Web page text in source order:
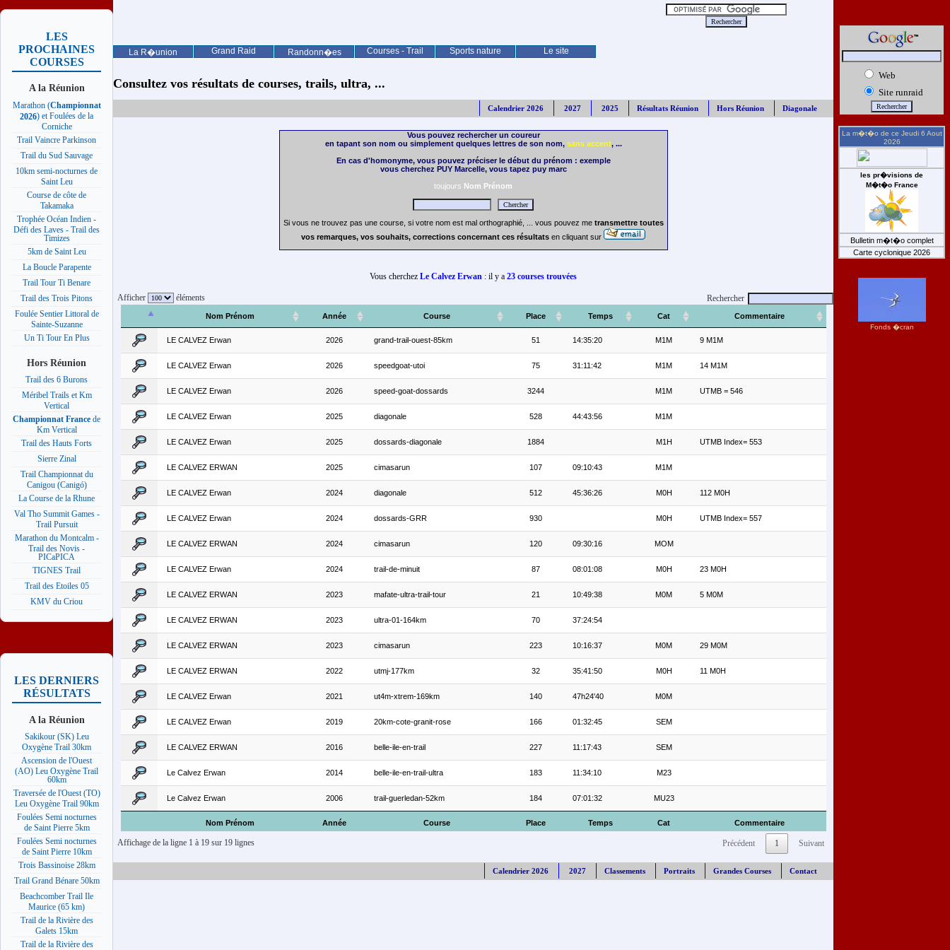
La R�union Grand Raid Randonn�es Courses - Trail Sports nature Le site
LES
PROCHAINES
COURSES
A la Réunion
Marathon (Championnat
2026) et Foulées de la
Corniche
Trail Vaincre Parkinson
Trail du Sud Sauvage
10km semi-nocturnes de
Saint Leu
Course de côte de
Takamaka
Trophée Océan Indien -
Défi des Laves - Trail des
Timizes
5km de Saint Leu
La Boucle Parapente
Trail Tour Ti Benare
Trail des Trois Pitons
Foulée Sentier Littoral de
Sainte-Suzanne
Un Ti Tour En Plus
Hors Réunion
Trail des 6 Burons
Méribel Trails et Km
Vertical
Championnat France de
Km Vertical
Trail des Hauts Forts
Sierre Zinal
Trail Championnat du
Canigou (Canigó)
La Course de la Rhune
Val Tho Summit Games -
Trail Pursuit
Marathon du Montcalm -
Trail des Novis -
PICaPICA
TIGNES Trail
Trail des Etoiles 05
KMV du Criou
LES DERNIERS
RÉSULTATS
A la Réunion
Sakikour (SK) Leu
Oxygène Trail 30km
Ascension de l'Ouest
(AO) Leu Oxygène Trail
60km
Traversée de l'Ouest (TO)
Leu Oxygène Trail 90km
Foulées Semi nocturnes
de Saint Pierre 5km
Foulées Semi nocturnes
de Saint Pierre 10km
Trois Bassinoise 28km
Trail Grand Bénare 50km
Beachcomber Trail Ile
Maurice (65 km)
Trail de la Rivière des
Galets 15km
Trail de la Rivière des
Consultez vos résultats de courses, trails, ultra, ...
Calendrier 2026 2027 2025 Résultats Réunion Hors Réunion Diagonale
Vous pouvez rechercher un coureur
en tapant son nom ou simplement quelques lettres de son nom, sans accent, ...
En cas d'homonyme, vous pouvez préciser le début du prénom : exemple
vous cherchez PUY Marcelle, vous tapez puy marc
toujours Nom Prénom
Si vous ne trouvez pas une course, si votre nom est mal orthographié, ... vous pouvez me transmettre toutes
vos remarques, vos souhaits, corrections concernant ces résultats en cliquant sur
Vous cherchez Le Calvez Erwan : il y a 23 courses trouvées
Afficher éléments Rechercher
Nom Prénom Année Course Place Temps Cat Commentaire
Nom Prénom Année Course Place Temps Cat Commentaire
LE CALVEZ Erwan 2026 grand-trail-ouest-85km 51 14:35:20 M1M 9 M1M
LE CALVEZ Erwan 2026 speedgoat-utoi 75 31:11:42 M1M 14 M1M
LE CALVEZ Erwan 2026 speed-goat-dossards 3244 M1M UTMB = 546
LE CALVEZ Erwan 2025 diagonale 528 44:43:56 M1M
LE CALVEZ Erwan 2025 dossards-diagonale 1884 M1H UTMB Index= 553
LE CALVEZ ERWAN 2025 cimasarun 107 09:10:43 M1M
LE CALVEZ Erwan 2024 diagonale 512 45:36:26 M0H 112 M0H
LE CALVEZ Erwan 2024 dossards-GRR 930 M0H UTMB Index= 557
LE CALVEZ ERWAN 2024 cimasarun 120 09:30:16 MOM
LE CALVEZ Erwan 2024 trail-de-minuit 87 08:01:08 M0H 23 M0H
LE CALVEZ ERWAN 2023 mafate-ultra-trail-tour 21 10:49:38 M0M 5 M0M
LE CALVEZ ERWAN 2023 ultra-01-164km 70 37:24:54
LE CALVEZ ERWAN 2023 cimasarun 223 10:16:37 M0M 29 M0M
LE CALVEZ ERWAN 2022 utmj-177km 32 35:41:50 M0H 11 M0H
LE CALVEZ Erwan 2021 ut4m-xtrem-169km 140 47h24'40 M0M
LE CALVEZ Erwan 2019 20km-cote-granit-rose 166 01:32:45 SEM
LE CALVEZ ERWAN 2016 belle-ile-en-trail 227 11:17:43 SEM
Le Calvez Erwan 2014 belle-ile-en-trail-ultra 183 11:34:10 M23
Le Calvez Erwan 2006 trail-guerledan-52km 184 07:01:32 MU23
Affichage de la ligne 1 à 19 sur 19 lignes Précédent 1 Suivant
Calendrier 2026 2027 Classements Portraits Grandes Courses Contact
Web
Site runraid
La m�t�o de ce Jeudi 6 Aout
2026
les pr�visions de
M�t�o France
Bulletin m�t�o complet
Carte cyclonique 2026
Fonds �cran